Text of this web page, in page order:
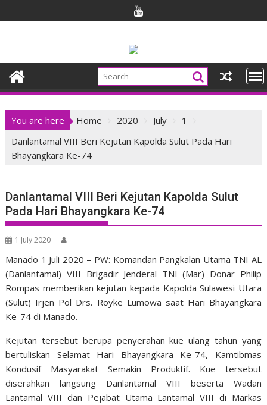
to
You are here Home 2020 July
1
Danlantamal VIII Beri Kejutan Kapolda Sulut Pada Hari
Bhayangkara Ke-74
Danlantamal VIII Beri Kejutan Kapolda Sulut
Pada Hari Bhayangkara Ke-74
1 July 2020
Manado 1 Juli 2020 – PW: Komandan Pangkalan Utama TNI AL
(Danlantamal) VIII Brigadir Jenderal TNI (Mar) Donar Philip
Rompas memberikan kejutan kepada Kapolda Sulawesi Utara
(Sulut) Irjen Pol Drs. Royke Lumowa saat Hari Bhayangkara
Ke-74 di Manado.
Kejutan tersebut berupa penyerahan kue ulang tahun yang
bertuliskan Selamat Hari Bhayangkara Ke-74, Kamtibmas
Kondusif Masyarakat Semakin Produktif. Kue tersebut
diserahkan langsung Danlantamal VIII beserta Wadan
Lantamal VIII dan Pejabat Utama Lantamal VIII di Markas